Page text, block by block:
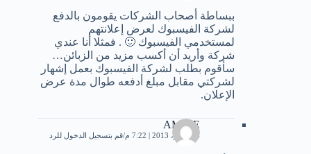
ببساطة أصحاب الشركات يقومون بالدفع
لشركة الفيسبوك لعرض إعلانتهم
لمستخدمي الفيسبوك 🙂 . فمثلا أنا عندي
شركة وأريد أن أكسب مزيد من الزبائن…
سأقوم بطلب لشركة الفيسبوك بعمل إشهار
لشركتي مقابل مبلغ أدفعه طوال مدة عرض
الإعلان.
AMINE
4 نوفمبر، 2013 | 7:22 م قم بتسجيل الدخول للرد